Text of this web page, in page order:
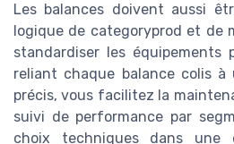
Les balances doivent aussi
logique de categoryprod et de
standardiser les équipements
reliant chaque balance colis
précis, vous facilitez la
suivi de performance par
choix techniques dans une